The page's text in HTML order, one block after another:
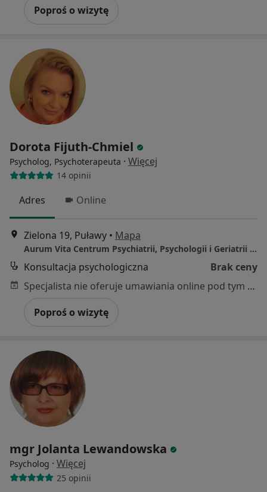
Poproś o wizytę
Dorota Fijuth-Chmiel
Psycholog, Psychoterapeuta · Więcej
14 opinii
Adres Online
Zielona 19, Puławy • Mapa
Aurum Vita Centrum Psychiatrii, Psychologii i Geriatrii - Puławy ul. Zielona 19
Konsultacja psychologiczna
Brak ceny
Specjalista nie oferuje umawiania online pod tym adresem.
Poproś o wizytę
mgr Jolanta Lewandowska
Psycholog · Więcej
25 opinii